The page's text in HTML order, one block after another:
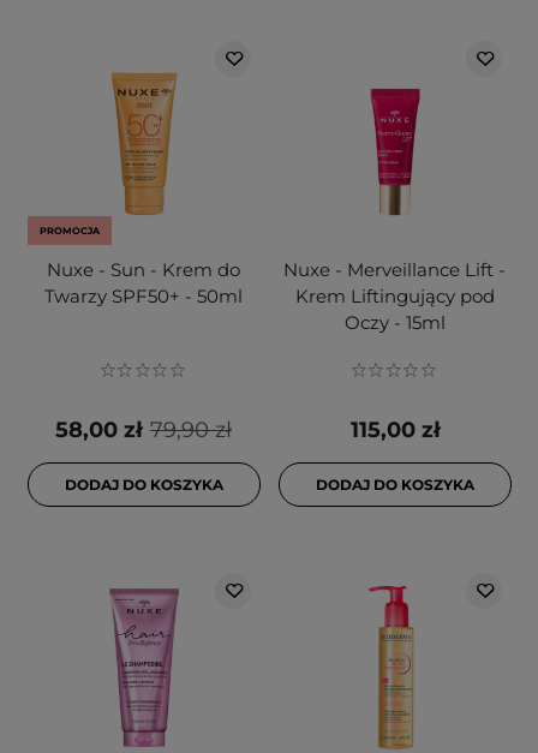
PROMOCJA
Nuxe - Sun - Krem do
Twarzy SPF50+ - 50ml
79,90 zł
58,00 zł
DODAJ DO KOSZYKA
Nuxe - Merveillance Lift -
Krem Liftingujący pod
Oczy - 15ml
115,00 zł
DODAJ DO KOSZYKA